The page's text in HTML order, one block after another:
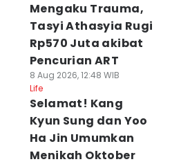
Mengaku Trauma,
Tasyi Athasyia Rugi
Rp570 Juta akibat
Pencurian ART
8 Aug 2026, 12:48 WIB
Life
Selamat! Kang
Kyun Sung dan Yoo
Ha Jin Umumkan
Menikah Oktober